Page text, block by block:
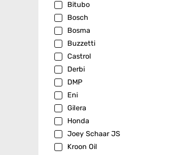
Bitubo
Bosch
Bosma
Buzzetti
Castrol
Derbi
DMP
Eni
Gilera
Honda
Joey Schaar JS
Kroon Oil